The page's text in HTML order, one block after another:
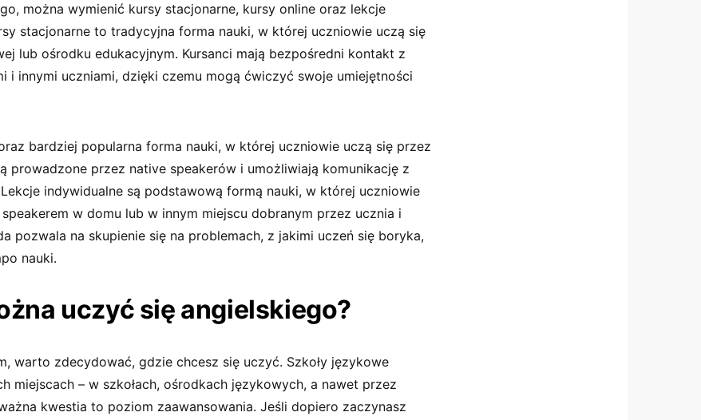
można wymienić kursy stacjonarne, kursy online oraz lekcje
stacjonarne to tradycyjna forma nauki, w której uczniowie uczą się
lub ośrodku edukacyjnym. Kursanci mają bezpośredni kontakt z
i innymi uczniami, dzięki czemu mogą ćwiczyć swoje umiejętności
bardziej popularna forma nauki, w której uczniowie uczą się przez
prowadzone przez native speakerów i umożliwiają komunikację z
indywidualne są podstawową formą nauki, w której uczniowie
w domu lub w innym miejscu dobranym przez ucznia i
pozwala na skupienie się na problemach, z jakimi uczeń się boryka,
nauki.
uczyć się angielskiego?
warto zdecydować, gdzie chcesz się uczyć. Szkoły językowe
miejscach – w szkołach, ośrodkach językowych, a nawet przez
kwestia to poziom zaawansowania. Jeśli dopiero zaczynasz